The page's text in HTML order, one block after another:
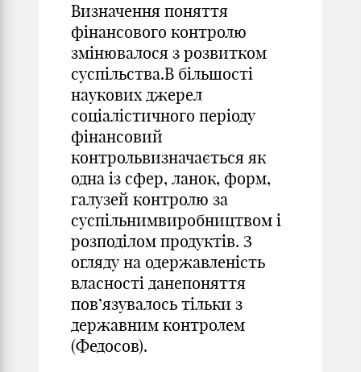
Визначення поняття
фінансового контролю
змінювалося з розвитком
суспільства.В більшості
наукових джерел
соціалістичного періоду
фінансовий
контрольвизначається як
одна із сфер, ланок, форм,
галузей контролю за
суспільнимвиробництвом і
розподілом продуктів. З
огляду на одержавленість
власності данепоняття
пов’язувалось тільки з
державним контролем
(Федосов).